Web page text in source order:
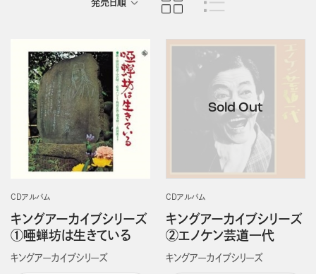
発売日順
CDアルバム
キングアーカイブシリーズ
①唖蝉坊は生きている
キングアーカイブシリーズ
CDアルバム
キングアーカイブシリーズ
②エノケン芸道一代
キングアーカイブシリーズ